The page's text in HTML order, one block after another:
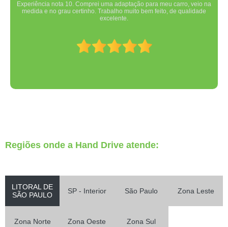
Experiência nota 10. Comprei uma adaptação para meu carro, veio na
medida e no grau certinho. Trabalho muito bem feito, de qualidade
excelente.
Regiões onde a Hand Drive atende:
LITORAL DE
SÃO PAULO
SP - Interior São Paulo Zona Leste
Zona Norte Zona Oeste Zona Sul